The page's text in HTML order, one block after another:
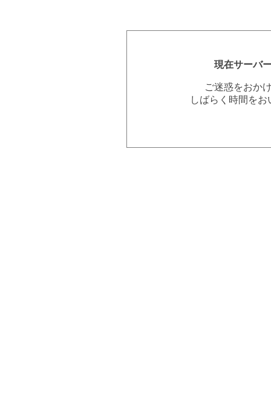
現在サーバ
ご迷惑をおか
しばらく時間を